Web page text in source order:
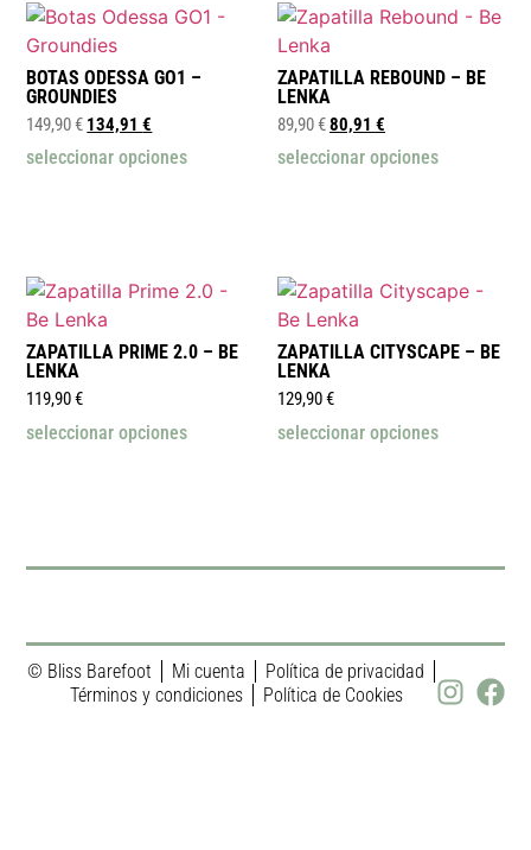
BOTAS ODESSA GO1 –
GROUNDIES
149,90€ 134,91€
seleccionar opciones
ZAPATILLA REBOUND – BE
LENKA
89,90€80,91 €
seleccionar opciones
ZAPATILLA PRIME 2.0 – BE
LENKA
119,90€
seleccionar opciones
ZAPATILLA CITYSCAPE – BE
LENKA
129,90€
seleccionar opciones
© Bliss Barefoot Mi cuenta
Política de privacidad
Términos y condiciones
Política de Cookies